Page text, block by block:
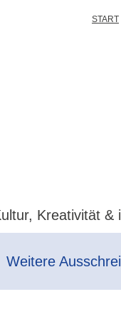
Kreativität &
START
Weitere